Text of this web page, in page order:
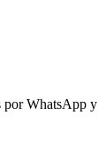
por WhatsApp y